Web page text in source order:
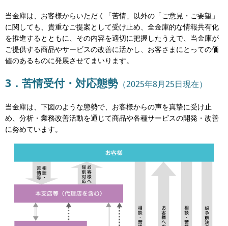
当金庫は、お客様からいただく「苦情」以外の「ご意見・ご要望」
に関しても、貴重なご提案として受け止め、全金庫的な情報共有化
を推進するとともに、その内容を適切に把握したうえで、当金庫が
ご提供する商品やサービスの改善に活かし、お客さまにとっての価
値のあるものに発展させてまいります。
3．苦情受付・対応態勢 （2025年8月25日現在）
当金庫は、下図のような態勢で、お客様からの声を真摯に受け止
め、分析・業務改善活動を通じて商品や各種サービスの開発・改善
に努めています。